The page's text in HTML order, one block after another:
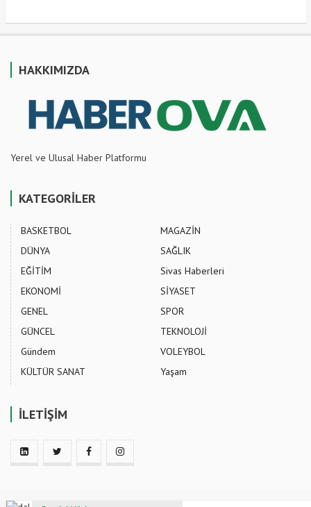
HAKKIMIZDA
Yerel ve Ulusal Haber Platformu
KATEGORİLER
BASKETBOL
DÜNYA
EĞİTİM
EKONOMİ
GENEL
GÜNCEL
Gündem
KÜLTÜR SANAT
MAGAZİN
SAĞLIK
Sivas Haberleri
SİYASET
SPOR
TEKNOLOJİ
VOLEYBOL
Yaşam
İLETİŞİM